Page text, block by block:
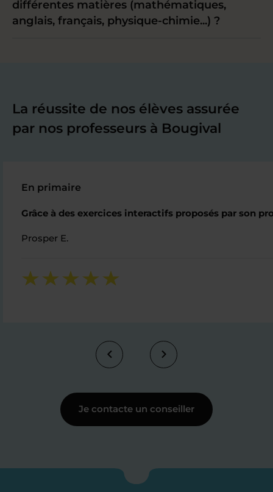
différentes matières (mathématiques,
anglais, français, physique-chimie...) ?
La réussite de nos élèves assurée
par nos professeurs à Bougival
En primaire
Grâce à des exercices interactifs proposés par son
Prosper E.
Je contacte un conseiller